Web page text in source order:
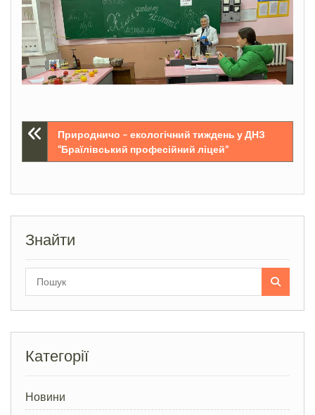
Навігація
записів
Природничо – екологічний тиждень у ДНЗ
“Браїлівський професійний ліцей”
Знайти
Категорії
Новини